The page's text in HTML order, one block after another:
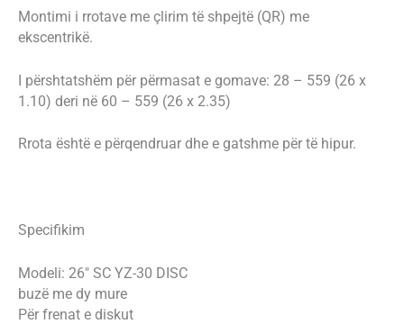
Montimi i rrotave me çlirim të shpejtë (QR) me
ekscentrikë.
I përshtatshëm për përmasat e gomave: 28 – 559 (26 x
1.10) deri në 60 – 559 (26 x 2.35)
Rrota është e përqendruar dhe e gatshme për të hipur.
Specifikim
Modeli: 26″ SC YZ-30 DISC
buzë me dy mure
Për frenat e diskut